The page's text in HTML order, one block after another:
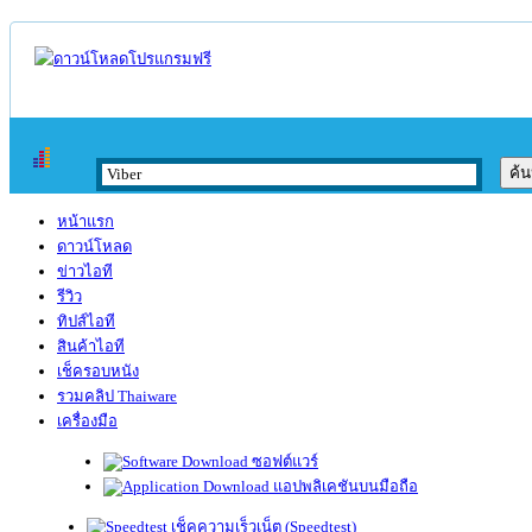
หน้าแรก
ดาวน์โหลด
ข่าวไอที
รีวิว
ทิปส์ไอที
สินค้าไอที
เช็ครอบหนัง
รวมคลิป Thaiware
เครื่องมือ
ซอฟต์แวร์
แอปพลิเคชันบนมือถือ
เช็คความเร็วเน็ต (Speedtest)